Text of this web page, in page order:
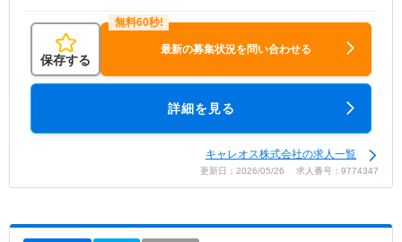
保存する
最新の募集状況を問い合わせる
詳細を見る
キャレオス株式会社の求人一覧
更新日：2026/05/26 求人番号：9774347